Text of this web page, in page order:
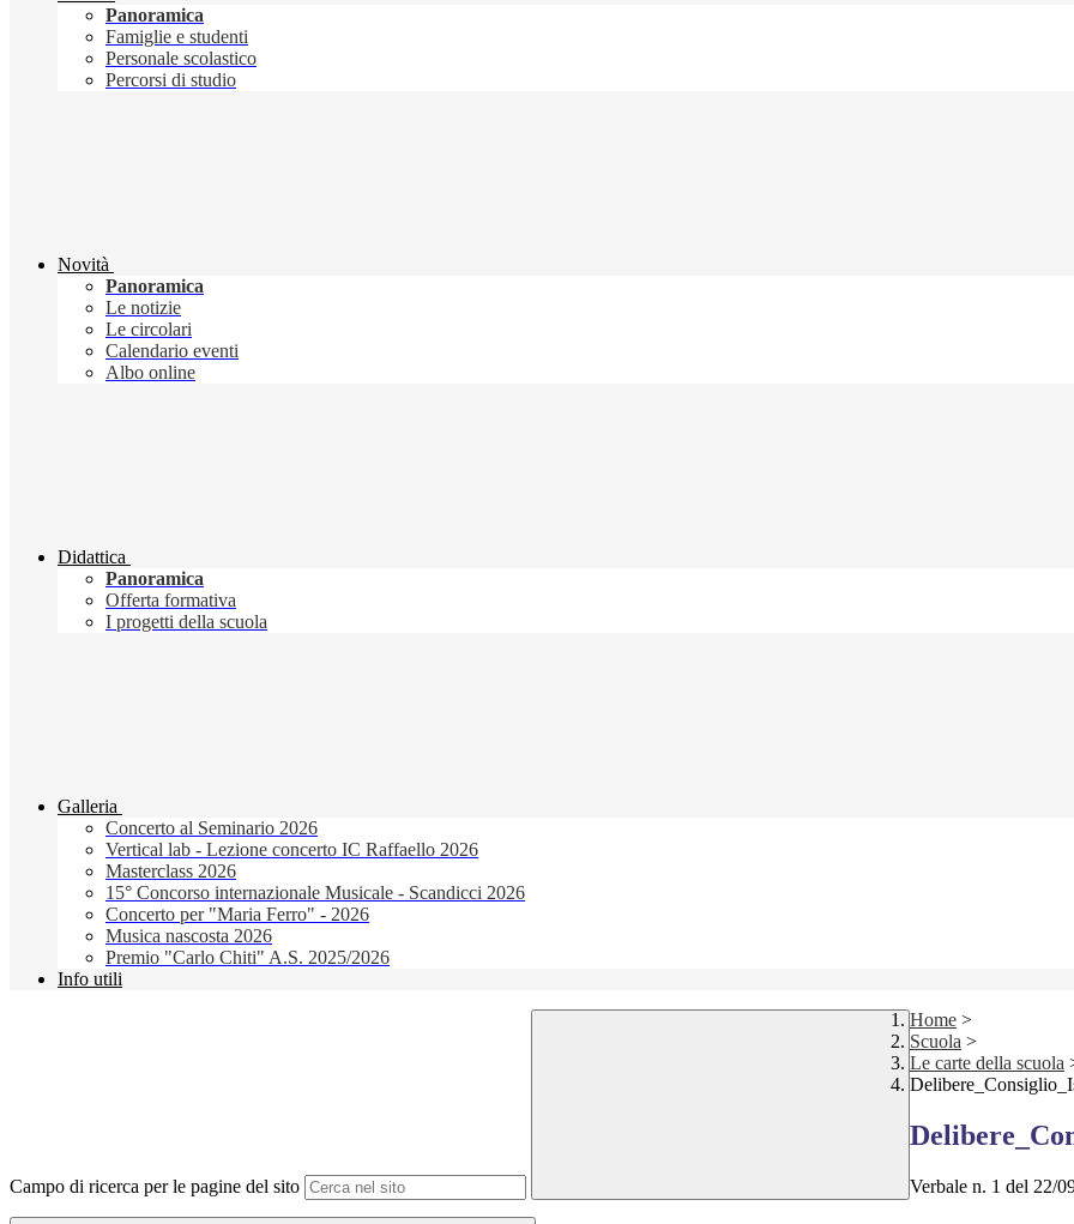
Panoramica
Famiglie e studenti
Personale scolastico
Percorsi di studio
Novità
Panoramica
Le notizie
Le circolari
Calendario eventi
Albo online
Didattica
Panoramica
Offerta formativa
I progetti della scuola
Galleria
Concerto al Seminario 2026
Vertical lab - Lezione concerto IC Raffaello 2026
Masterclass 2026
15° Concorso internazionale Musicale - Scandicci 2026
Concerto per "Maria Ferro" - 2026
Musica nascosta 2026
Premio "Carlo Chiti" A.S. 2025/2026
Info utili
Campo di ricerca per le pagine del sito
Home >
Scuola >
Le carte della scuola
Verbale n. 1 del 22/